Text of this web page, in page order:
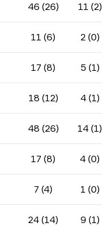
46 (26) 11 (2)
11 (6) 2 (0)
17 (8) 5 (1)
18 (12) 4 (1)
48 (26) 14 (1)
17 (8) 4 (0)
7 (4) 1 (0)
24 (14) 9 (1)